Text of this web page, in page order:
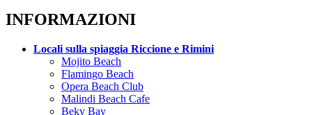
INFORMAZIONI
Locali sulla spiaggia Riccione e Rimini
Mojito Beach
Flamingo Beach
Opera Beach Club
Malindi Beach Cafe
Beky Bay